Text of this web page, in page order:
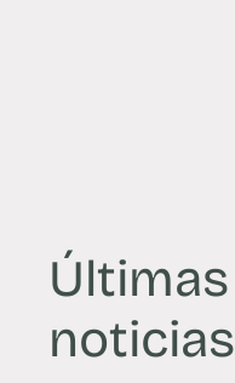
Últimas
noticias